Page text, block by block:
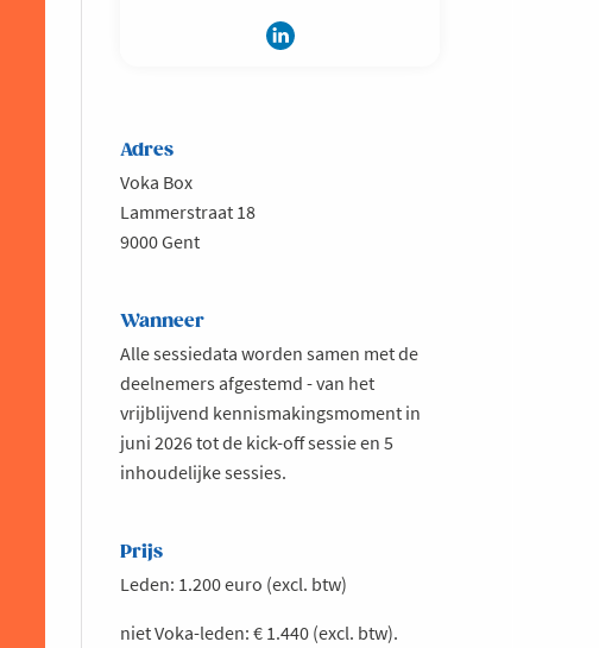
Adres
Voka Box
Lammerstraat 18
9000 Gent
Wanneer
Alle sessiedata worden samen met de
deelnemers afgestemd - van het
vrijblijvend kennismakingsmoment in
juni 2026 tot de kick-off sessie en 5
inhoudelijke sessies.
Prijs
Leden: 1.200 euro (excl. btw)
niet Voka-leden: € 1.440 (excl. btw).